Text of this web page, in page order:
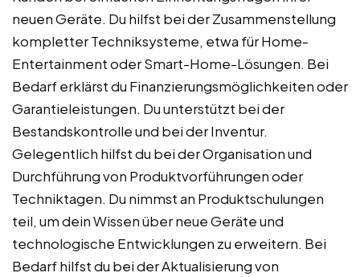
neuen Geräte. Du hilfst bei der Zusammenstellung
kompletter Techniksysteme, etwa für Home-
Entertainment oder Smart-Home-Lösungen. Bei
Bedarf erklärst du Finanzierungsmöglichkeiten oder
Garantieleistungen. Du unterstützt bei der
Bestandskontrolle und bei der Inventur.
Gelegentlich hilfst du bei der Organisation und
Durchführung von Produktvorführungen oder
Techniktagen. Du nimmst an Produktschulungen
teil, um dein Wissen über neue Geräte und
technologische Entwicklungen zu erweitern. Bei
Bedarf hilfst du bei der Aktualisierung von